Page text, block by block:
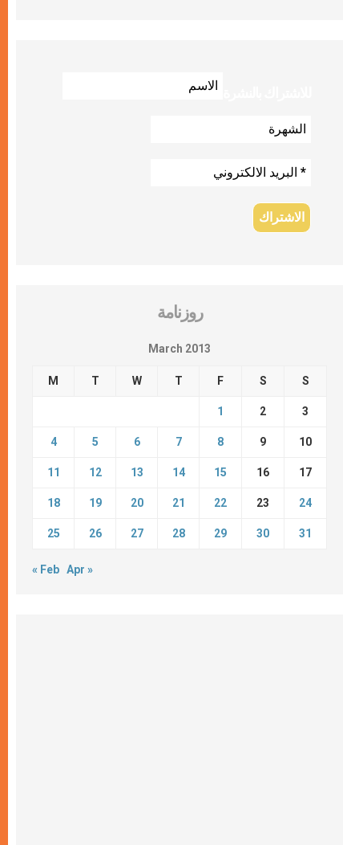
روزنامة
March 2013
M T W T F S S
1 2 3
4 5 6 7 8 9 10
11 12 13 14 15 16 17
18 19 20 21 22 23 24
25 26 27 28 29 30 31
« Feb Apr »